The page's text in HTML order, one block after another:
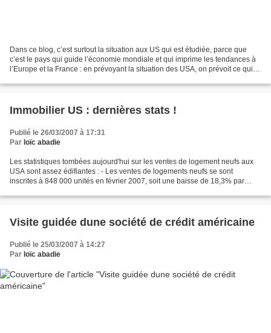
Dans ce blog, c’est surtout la situation aux US qui est étudiée, parce que
c’est le pays qui guide l’économie mondiale et qui imprime les tendances à
l’Europe et la France : en prévoyant la situation des USA, on prévoit ce qui
Immobilier US : dernières stats !
Publié le 26/03/2007 à 17:31
Par loïc abadie
Les statistiques tombées aujourd'hui sur les ventes de logement neufs aux
USA sont assez édifiantes : - Les ventes de logements neufs se sont
inscrites à 848 000 unités en février 2007, soit une baisse de 18,3% par
Visite guidée dune société de crédit américaine
Publié le 25/03/2007 à 14:27
Par loïc abadie